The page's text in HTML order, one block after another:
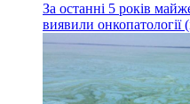
За останні 5 років
виявили онкопатології